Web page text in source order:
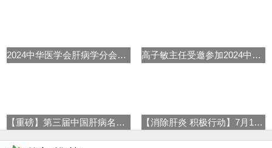
2024中华医学会肝病学分会学术年 高子敏主任受邀参加2024中华医学
【重磅】第三届中国肝病名医节盛 【消除肝炎 积极行动】7月19日-